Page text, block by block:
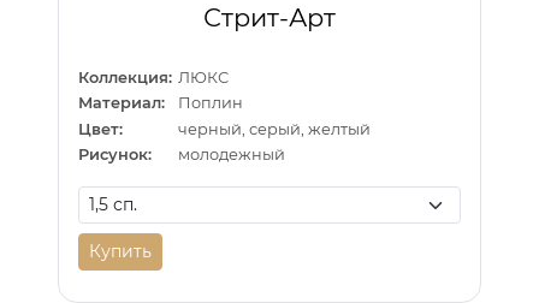
Стрит-Арт
Коллекция: ЛЮКС
Материал:
Поплин
Цвет:
черный, серый, желтый
Рисунок:
молодежный
Купить